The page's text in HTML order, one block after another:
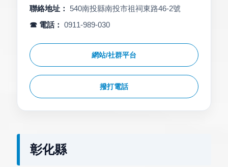
聯絡地址：
540南投縣南投市祖祠東路46-2號
☎ 電話： 0911-989-030
網站/社群平台
撥打電話
彰化縣